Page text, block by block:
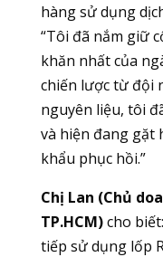
hàng sử dụng
“Tôi đã nắm giữ
khăn nhất của
chiến lược từ đội
nguyên liệu, tôi
và hiện đang gặt
khẩu phục hồi.”
Chị Lan (Chủ
TP.HCM)cho
tiếp sử dụng lốp